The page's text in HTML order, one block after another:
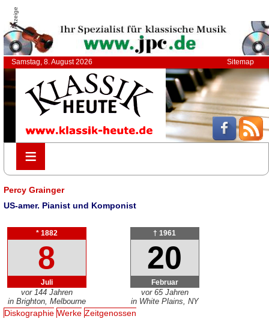
Anzeige
Samstag, 8. August 2026 Sitemap
≡
≡
Percy Grainger
US-amer. Pianist und Komponist
* 1882
8
Juli
vor 144 Jahren
in Brighton, Melbourne
† 1961
20
Februar
vor 65 Jahren
in White Plains, NY
Diskographie Werke Zeitgenossen